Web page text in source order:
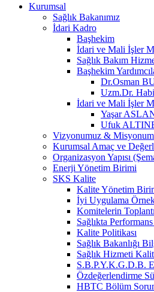
Kurumsal
Sağlık Bakanımız
İdari Kadro
Başhekim
İdari ve Mali İşler
Sağlık Bakım
Başhekim
Dr.Osman
Uzm.Dr.
İdari ve Mali İşler
Yaşar
Ufuk
Vizyonumuz &
Kurumsal Amaç ve
Organizasyon Yapısı
Enerji Yönetim Birimi
SKS Kalite
Kalite Yönetim
İyi Uygulama
Komitelerin
Sağlıkta
Kalite Politikası
Sağlık Bakanlığı
Sağlık Hizmeti
S.B.P.Y.K.G.D.B.
Özdeğerlendirme
HBTC Bölüm